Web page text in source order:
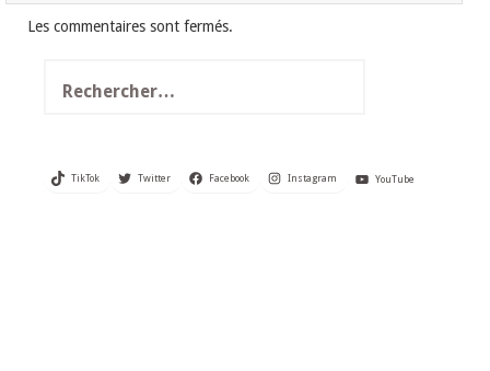
Les commentaires sont fermés.
TikTok Twitter Facebook Instagram YouTube